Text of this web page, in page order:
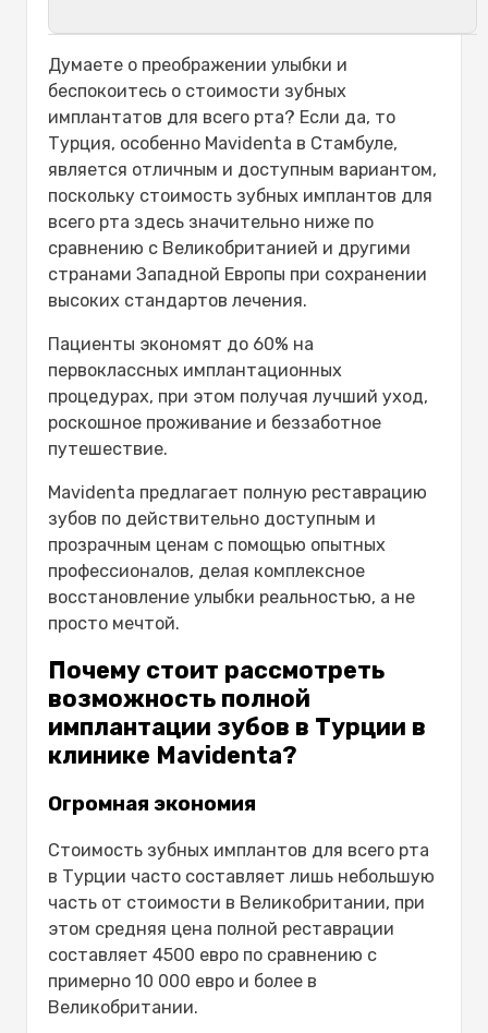
Почему стоит рассмотреть
возможность полной имплантации
зубов в Турции в клинике Mavidenta?
Огромная экономия
Экспертиза и аккредитация:
Все включено: удобство и
комфорт:
Понимание стоимости имплантации
зубов во всей полости рта:-
Что входит в полный пакет услуг по
Типы зубных имплантатов: какое
решение подходит для восстановления
всего рта?
Эндостальные имплантаты:
Субпериостальные имплантаты:
Объяснение вариантов зубных
имплантатов Все на 4 и Все на 6:-
Качество
Все на 6
всего рта?
Какие факторы влияют на цену зубных
имплантатов в Турции?
Процедура установки зубных
имплантатов шаг за шагом в
Mavidenta:-
лечения?
Почему стоит выбрать Mavidenta для
установки зубных имплантатов?
Заключение
Часто задаваемые вопросы
Болезненна ли процедура
установки зубного имплантата?
Думаете о преображении улыбки и
беспокоитесь о стоимости зубных
имплантатов для всего рта? Если да, то
Турция, особенно Mavidenta в Стамбуле,
является отличным и доступным вариантом,
поскольку стоимость зубных имплантов для
всего рта здесь значительно ниже по
сравнению с Великобританией и другими
странами Западной Европы при сохранении
высоких стандартов лечения.
Пациенты экономят до 60% на
первоклассных имплантационных
процедурах, при этом получая лучший уход,
роскошное проживание и беззаботное
путешествие.
Mavidenta предлагает полную реставрацию
зубов по действительно доступным и
прозрачным ценам с помощью опытных
профессионалов, делая комплексное
восстановление улыбки реальностью, а не
просто мечтой.
Почему стоит рассмотреть
возможность полной
имплантации зубов в Турции в
клинике Mavidenta?
Огромная экономия
Стоимость зубных имплантов для всего рта
в Турции часто составляет лишь небольшую
часть от стоимости в Великобритании, при
этом средняя цена полной реставрации
составляет 4500 евро по сравнению с
примерно 10 000 евро и более в
Великобритании.